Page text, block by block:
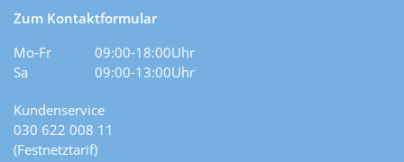
Zum Kontaktformular
Mo-Fr
09:00-18:00Uhr
Sa
09:00-13:00Uhr
Kundenservice
030 622 008 11
(Festnetztarif)